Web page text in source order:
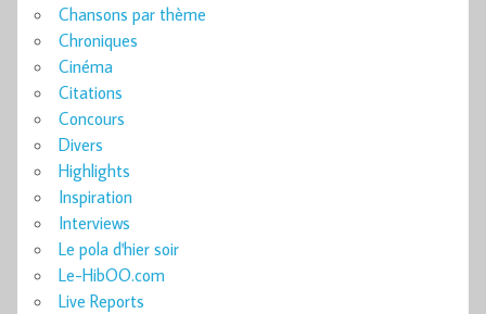
Chansons par thème
Chroniques
Cinéma
Citations
Concours
Divers
Highlights
Inspiration
Interviews
Le pola d'hier soir
Le-HibOO.com
Live Reports